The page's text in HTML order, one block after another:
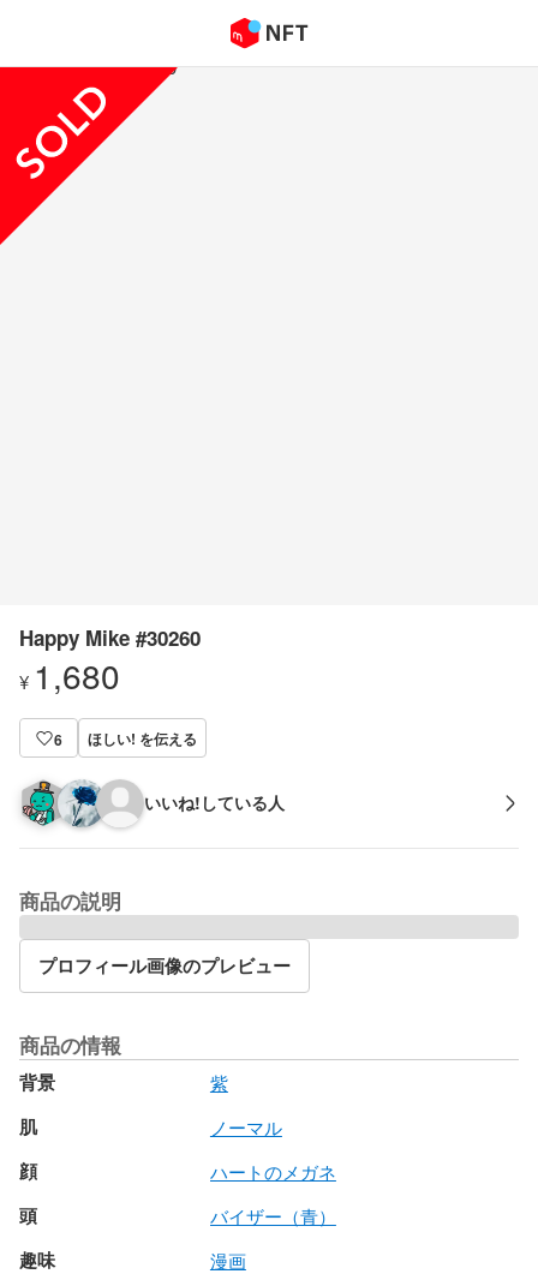
Happy Mike #30260
¥ 1,680
6 ほしい! を伝える
いいね!している人
商品の説明
プロフィール画像のプレビュー
商品の情報
背景 紫
肌 ノーマル
顔 ハートのメガネ
頭 バイザー（青）
趣味 漫画